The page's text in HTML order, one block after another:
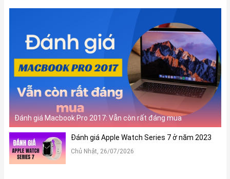
Đánh giá Macbook Pro 2017: Vẫn còn rất đáng mua
Đánh giá Apple Watch Series 7 ở năm 2023
Chủ Nhật, 26/07/2026